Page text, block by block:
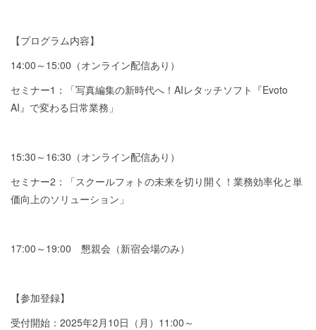
【プログラム内容】
14:00～15:00（オンライン配信あり）
セミナー1：「写真編集の新時代へ！AIレタッチソフト『Evoto
AI』で変わる日常業務」
15:30～16:30（オンライン配信あり）
セミナー2：「スクールフォトの未来を切り開く！業務効率化と単
価向上のソリューション」
17:00～19:00 懇親会（新宿会場のみ）
【参加登録】
受付開始：2025年2月10日（月）11:00～